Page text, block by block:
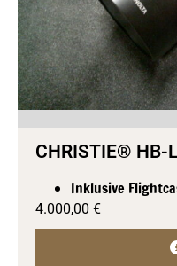
CHRISTIE® HB-
Inklusive
4.000,00 €